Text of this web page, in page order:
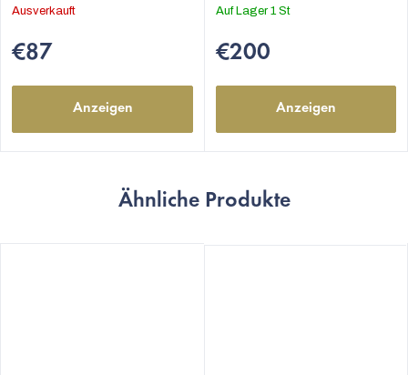
Ausverkauft
€87
Anzeigen
Auf Lager1 St
€200
Anzeigen
Ähnliche Produkte